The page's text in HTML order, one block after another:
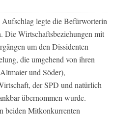
legte die Befürworterin
Die Wirtschaftsbeziehungen mit
um den Dissidenten
die umgehend von ihren
und Söder),
der SPD und natürlich
übernommen wurde.
beiden Mitkonkurrenten